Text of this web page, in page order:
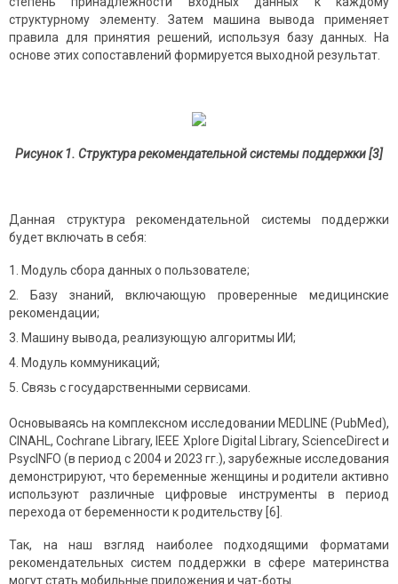
структурному элементу. Затем машина вывода применяет
правила для принятия решений, используя базу данных. На
основе этих сопоставлений формируется выходной результат.
Рисунок 1. Структура рекомендательной системы поддержки [3]
Данная структура рекомендательной системы поддержки
будет включать в себя:
Модуль сбора данных о пользователе;
Базу знаний, включающую проверенные медицинские
рекомендации;
Машину вывода, реализующую алгоритмы ИИ;
Модуль коммуникаций;
Связь с государственными сервисами.
Основываясь на комплексном исследовании MEDLINE (PubMed),
CINAHL, Cochrane Library, IEEE Xplore Digital Library, ScienceDirect и
PsycINFO (в период с 2004 и 2023 гг.), зарубежные исследования
демонстрируют, что беременные женщины и родители активно
используют различные цифровые инструменты в период
перехода от беременности к родительству [6].
Так, на наш взгляд наиболее подходящими форматами
рекомендательных систем поддержки в сфере материнства
могут стать мобильные приложения и чат-боты.